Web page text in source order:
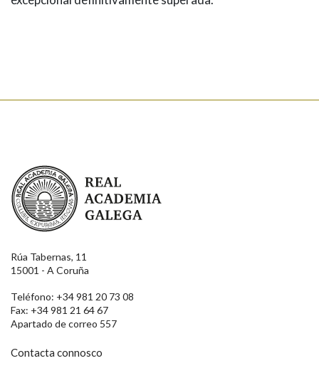
Real Academia Galega
Rúa Tabernas, 11
15001 - A Coruña
Teléfono: +34 981 20 73 08
Fax: +34 981 21 64 67
Apartado de correo 557
Contacta connosco